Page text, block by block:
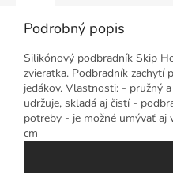
Podrobný popis
Silikónový podbradník Skip
zvieratka. Podbradník zachytí
jedákov. Vlastnosti: - pružný
udržuje, skladá aj čistí -
potreby - je možné umývať aj
cm